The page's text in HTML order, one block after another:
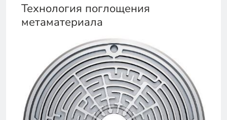
Технология поглощения
метаматериала